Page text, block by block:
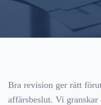
Bra revision ger rätt
affärsbeslut. Vi